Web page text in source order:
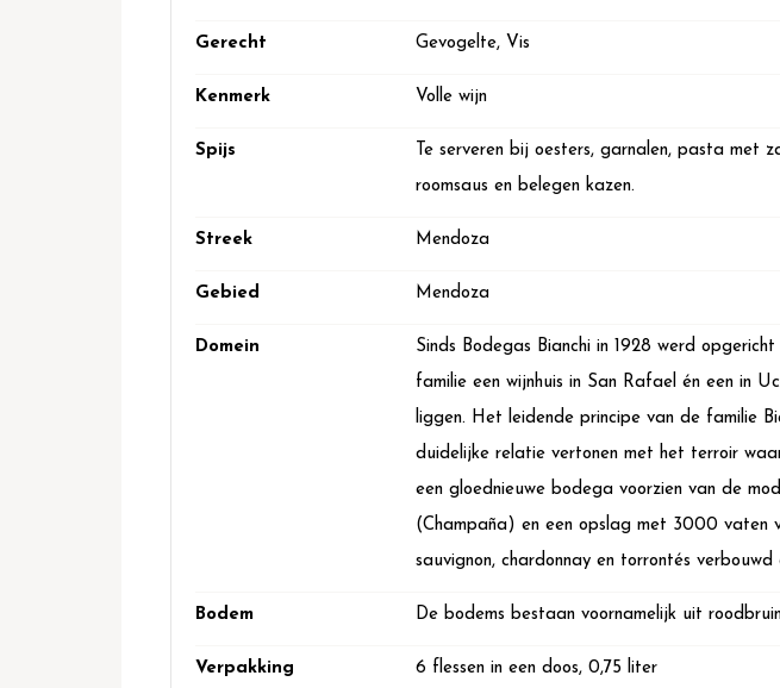
Gerecht Gevogelte, Vis
Kenmerk Volle wijn
Spijs
Te serveren bij oesters, garnalen, pasta met
roomsaus en belegen kazen.
Streek Mendoza
Gebied Mendoza
Domein
Sinds Bodegas Bianchi in 1928 werd
familie een wijnhuis in San Rafael én een in
liggen. Het leidende principe van de familie
duidelijke relatie vertonen met het terroir
een gloednieuwe bodega voorzien van de
(Champaña) en een opslag met 3000 vaten
sauvignon, chardonnay en torrontés
Bodem De bodems bestaan voornamelijk uit
Verpakking 6 flessen in een doos, 0,75 liter